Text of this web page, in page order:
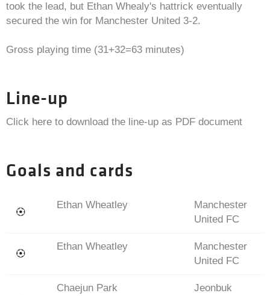
took the lead, but Ethan Whealy's hattrick eventually
secured the win for Manchester United 3-2.
Gross playing time (31+32=63 minutes)
Line-up
Click here to download the line-up as PDF document
Goals and cards
Ethan Wheatley
Manchester
United FC
Ethan Wheatley
Manchester
United FC
Chaejun Park
Jeonbuk